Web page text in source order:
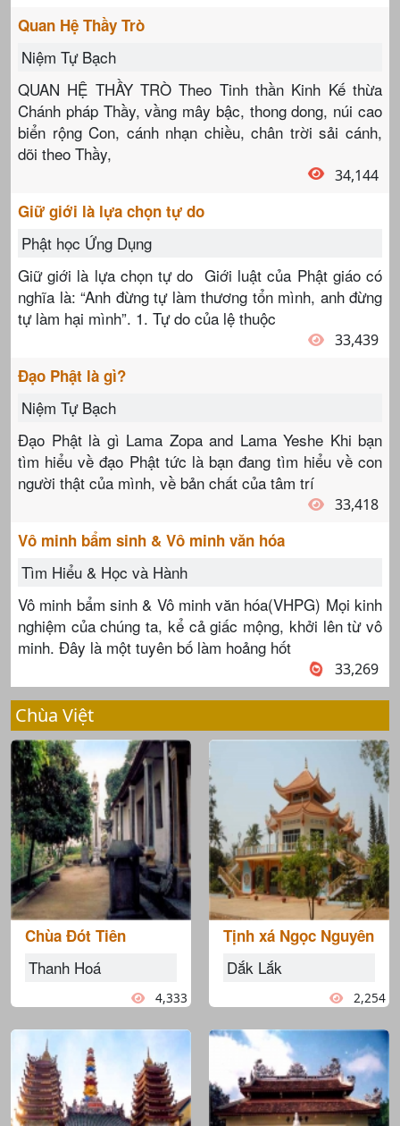
Quan Hệ Thầy Trò
Niệm Tự Bạch
QUAN HỆ THẦY TRÒ Theo Tinh thần Kinh Kế thừa
Chánh pháp Thầy, vầng mây bậc, thong dong, núi cao
biển rộng Con, cánh nhạn chiều, chân trời sải cánh,
dõi theo Thầy,
34,144
Giữ giới là lựa chọn tự do
Phật học Ứng Dụng
Giữ giới là lựa chọn tự do Giới luật của Phật giáo có
nghĩa là: “Anh đừng tự làm thương tổn mình, anh đừng
tự làm hại mình”. 1. Tự do của lệ thuộc
33,439
Đạo Phật là gì?
Niệm Tự Bạch
Đạo Phật là gì Lama Zopa and Lama Yeshe Khi bạn
tìm hiểu về đạo Phật tức là bạn đang tìm hiểu về con
người thật của mình, về bản chất của tâm trí
33,418
Vô minh bẩm sinh & Vô minh văn hóa
Tìm Hiểu & Học và Hành
Vô minh bẩm sinh & Vô minh văn hóa(VHPG) Mọi kinh
nghiệm của chúng ta, kể cả giấc mộng, khởi lên từ vô
minh. Đây là một tuyên bố làm hoảng hốt
33,269
Chùa Việt
Chùa Đót Tiên
Thanh Hoá
4,333
Tịnh xá Ngọc Nguyên
Dắk Lắk
2,254